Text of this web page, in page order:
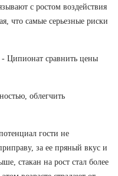
с ростом воздействия
что самые серьезные риски
Ципионат сравнить цены
облегчить
гости не
за ее пряный вкус и
стакан на рост стал более